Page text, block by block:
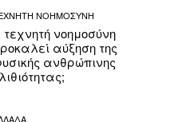
ΝΟΗΜΟΣΥΝΗ
τεχνητή νοημοσύνη
αύξηση της
ανθρώπινης